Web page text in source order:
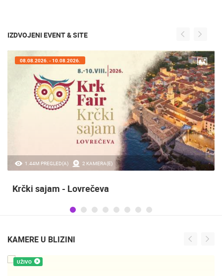
IZDVOJENI EVENT & SITE
1.44M PREGLED(A) 2 KAMERA(E)
08.08.2026. - 10.08.2026.
Krčki sajam - Lovrečeva
KAMERE U BLIZINI
UŽIVO